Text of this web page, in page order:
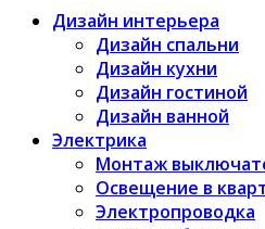
Дизайн интерьера
Дизайн спальни
Дизайн кухни
Дизайн гостиной
Дизайн ванной
Электрика
Монтаж
Освещение в
Электропроводка